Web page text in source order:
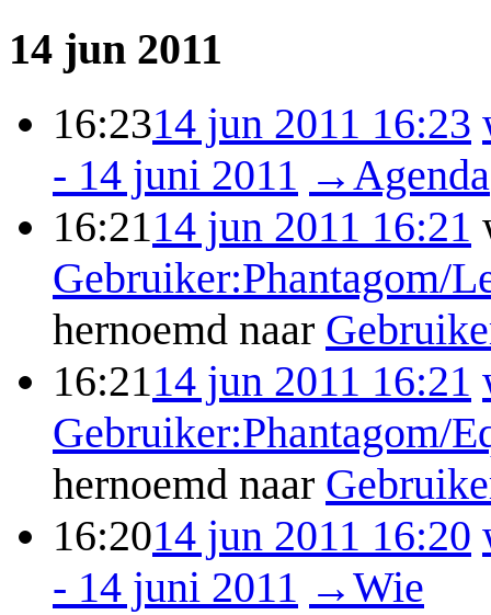
14 jun 2011
16:2314 jun 2011 16:23
- 14 juni 2011 →Agenda
16:2114 jun 2011 16:21
Gebruiker:Phantagom/
hernoemd naar
16:2114 jun 2011 16:21
Gebruiker:Phantagom/
hernoemd naar
16:2014 jun 2011 16:20
- 14 juni 2011 →Wie